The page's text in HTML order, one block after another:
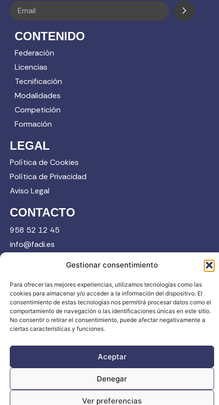
Gestionar consentimiento
Para ofrecer las mejores experiencias, utilizamos tecnologías como las
cookies para almacenar y/o acceder a la información del dispositivo. El
consentimiento de estas tecnologías nos permitirá procesar datos como el
comportamiento de navegación o las identificaciones únicas en este sitio.
No consentir o retirar el consentimiento, puede afectar negativamente a
ciertas características y funciones.
Aceptar
Denegar
Ver preferencias
CONTENIDO
Federación
Licencias
Tecnificación
Modalidades
Competición
Formación
LEGAL
Política de Cookies
Política de Privacidad
Aviso Legal
CONTACTO
958 52 12 45
info@fadi.es
Contacta
FADI © 2026. Federación Andaluza de Deportes de Invierno |